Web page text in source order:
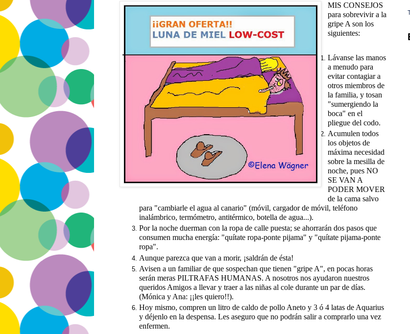
MIS CONSEJOS
para sobrevivir a la
gripe A son los
siguientes:
Lávanse las manos
a menudo para
evitar contagiar a
otros miembros de
la familia, y tosan
"sumergiendo la
boca" en el
pliegue del codo.
Acumulen todos
los objetos de
máxima necesidad
sobre la mesilla de
noche, pues NO
SE VAN A
PODER MOVER
de la cama salvo
para "cambiarle el agua al canario" (móvil, cargador de móvil, teléfono
inalámbrico, termómetro, antitérmico, botella de agua...).
Por la noche duerman con la ropa de calle puesta; se ahorrarán dos pasos que
consumen mucha energía: "quítate ropa-ponte pijama" y "quítate pijama-ponte
ropa".
Aunque parezca que van a morir, ¡saldrán de ésta!
Avisen a un familiar de que sospechan que tienen "gripe A", en pocas horas
serán meras PILTRAFAS HUMANAS. A nosotros nos ayudaron nuestros
queridos Amigos a llevar y traer a las niñas al cole durante un par de días.
(Mónica y Ana: ¡¡les quiero!!).
Hoy mismo, compren un litro de caldo de pollo Aneto y 3 ó 4 latas de Aquarius
y déjenlo en la despensa. Les aseguro que no podrán salir a comprarlo una vez
enfermen.